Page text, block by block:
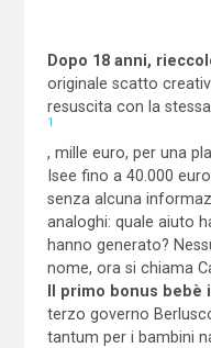
Dopo 18 anni,
originale scatto
resuscita con la
1
, mille euro, per una
Isee fino a 40.000
senza alcuna
analoghi: quale aiuto
hanno generato?
nome, ora si chiama
Il primo bonus bebè
terzo governo
tantum per i bambini